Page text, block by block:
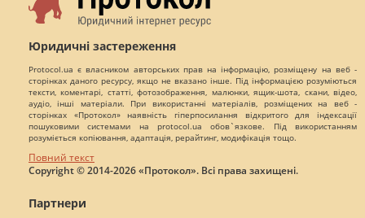
Юридичні застереження
Protocol.ua є власником авторських прав на інформацію, розміщену на веб -
сторінках даного ресурсу, якщо не вказано інше. Під інформацією розуміються
тексти, коментарі, статті, фотозображення, малюнки, ящик-шота, скани, відео,
аудіо, інші матеріали. При використанні матеріалів, розміщених на веб -
сторінках «Протокол» наявність гіперпосилання відкритого для індексації
пошуковими системами на protocol.ua обов`язкове. Під використанням
розуміється копіювання, адаптація, рерайтинг, модифікація тощо.
Повний текст
Copyright © 2014-2026 «Протокол». Всі права захищені.
Партнери